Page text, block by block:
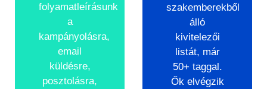
folyamatleírásunk
a
kampányolásra,
email
küldésre,
posztolásra,
szakemberekből
álló
kivitelezői
listát, már
50+ taggal.
Ők elvégzik